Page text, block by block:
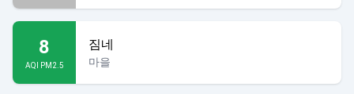
8
AQI PM2.5
짐네
마을